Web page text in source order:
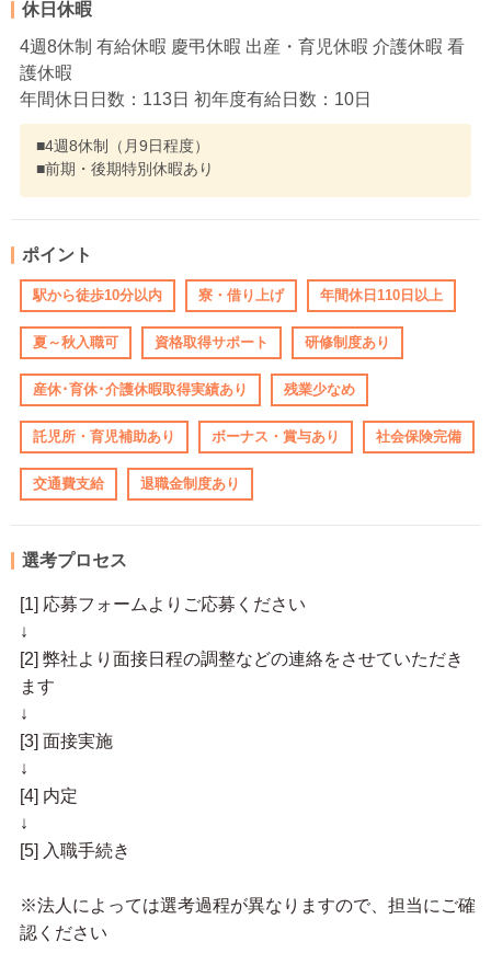
休日休暇
4週8休制 有給休暇 慶弔休暇 出産・育児休暇 介護休暇 看
護休暇
年間休日日数：113日 初年度有給日数：10日
■4週8休制（月9日程度）
■前期・後期特別休暇あり
ポイント
駅から徒歩10分以内 寮・借り上げ 年間休日110日以上
夏～秋入職可 資格取得サポート 研修制度あり
産休･育休･介護休暇取得実績あり 残業少なめ
託児所・育児補助あり ボーナス・賞与あり 社会保険完備
交通費支給 退職金制度あり
選考プロセス
[1] 応募フォームよりご応募ください
↓
[2] 弊社より面接日程の調整などの連絡をさせていただき
ます
↓
[3] 面接実施
↓
[4] 内定
↓
[5] 入職手続き
※法人によっては選考過程が異なりますので、担当にご確
認ください